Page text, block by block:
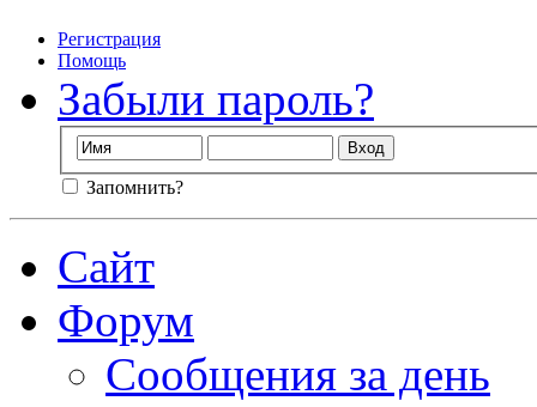
Регистрация
Помощь
Забыли пароль?
Запомнить?
Сайт
Форум
Сообщения за день